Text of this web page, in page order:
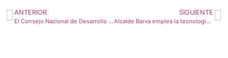
ANTERIOR
El Consejo Nacional de Desarrollo de la Comunidad objeta recorte de fondos al movimiento comunal
SIGUIENTE
Alcalde Barva emplea la tecnología y reformará plan regulador para reactivar economía